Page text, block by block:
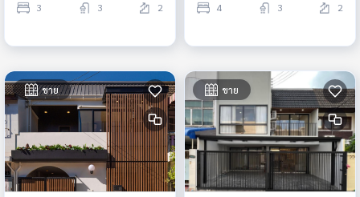
3 3 2 4 3 2
ขาย ขาย